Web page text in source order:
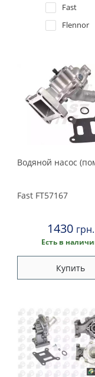
Fast
Flennor
INA
JP group
KWP
Meyle
SKF
Водяной насос
Fast FT57167
1430 грн.
Есть в
Купить